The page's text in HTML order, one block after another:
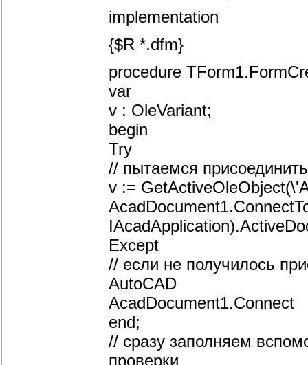
implementation
{$R *.dfm}
procedure
var
v : OleVariant;
begin
Try
// пытаемся
v :=
Except
// если не получилось
AutoCAD
AcadDocument1.Connect
end;
// сразу заполняем
проверки